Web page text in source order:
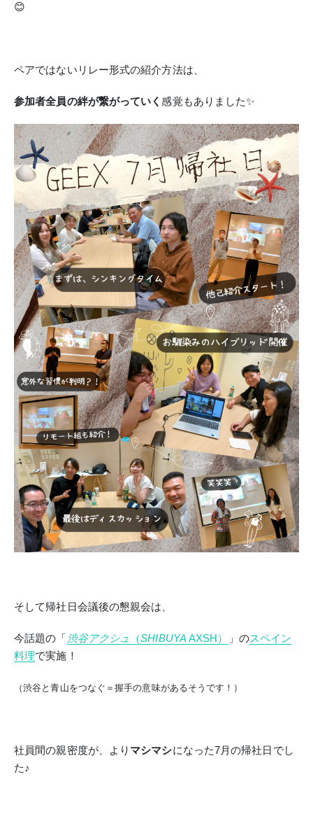
😊
ペアではないリレー形式の紹介方法は、
参加者全員の絆が繋がっていく感覚もありました✨
そして帰社日会議後の懇親会は、
今話題の「 渋谷アクシュ （SHIBUYA AXSH） 」のスペイン
料理で実施！
（渋谷と青山をつなぐ＝握手の意味があるそうです！）
社員間の親密度が、より マシマシになった7月の帰社日でし
た♪